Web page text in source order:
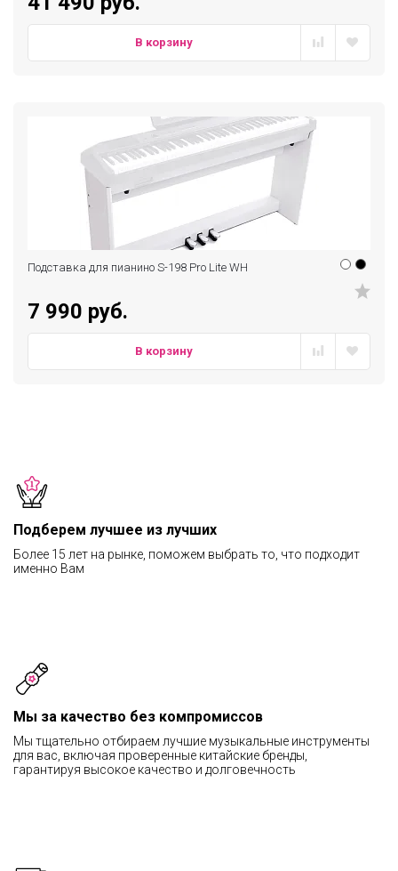
В корзину
Подставка для пианино S-198 Pro Lite WH
7 990 руб.
В корзину
Подберем лучшее из лучших
Более 15 лет на рынке, поможем выбрать то, что подходит
именно Вам
Мы за качество без компромиссов
Мы тщательно отбираем лучшие музыкальные инструменты
для вас, включая проверенные китайские бренды,
гарантируя высокое качество и долговечность